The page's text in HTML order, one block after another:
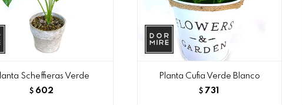
Scheffieras Verde
$ 602
Planta Cufia Verde Blanco
$ 731